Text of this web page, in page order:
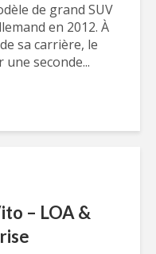
de grand SUV
en 2012. À
sa carrière, le
seconde...
– LOA &